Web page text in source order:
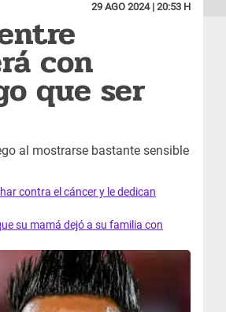
29 AGO 2024 | 20:53 H
con
que ser
al mostrarse bastante sensible
contra el cáncer y le dedican
su mamá dejó a su familia con